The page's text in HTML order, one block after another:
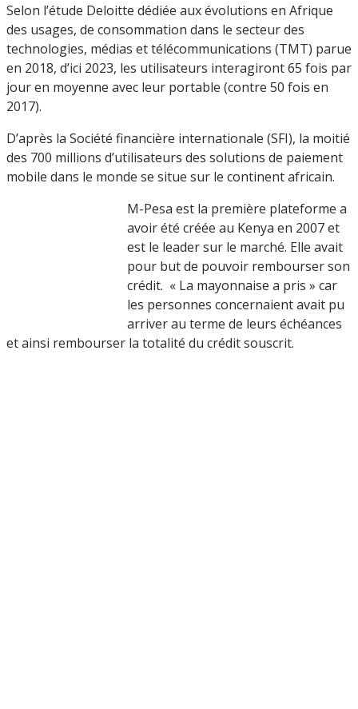
Selon l’étude Deloitte dédiée aux évolutions en Afrique
des usages, de consommation dans le secteur des
technologies, médias et télécommunications (TMT) parue
en 2018, d’ici 2023, les utilisateurs interagiront 65 fois par
jour en moyenne avec leur portable (contre 50 fois en
2017).
D’après la Société financière internationale (SFI), la moitié
des 700 millions d’utilisateurs des solutions de paiement
mobile dans le monde se situe sur le continent africain.
M-Pesa est la première plateforme a
avoir été créée au Kenya en 2007 et
est le leader sur le marché. Elle avait
pour but de pouvoir rembourser son
crédit. « La mayonnaise a pris » car
les personnes concernaient avait pu
arriver au terme de leurs échéances
et ainsi rembourser la totalité du crédit souscrit.